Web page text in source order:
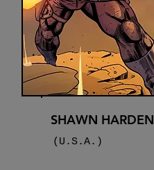
SHAWN HARDEN
(U.S.A.)